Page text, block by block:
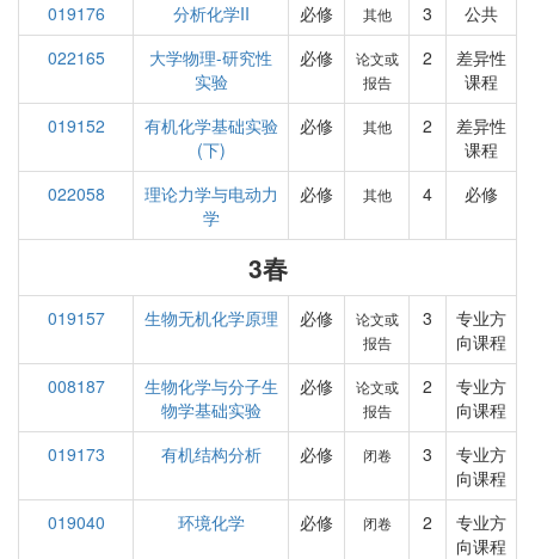
019176
分析化学II 必修 其他 3
公共
022165
大学物理-研究性
实验
必修
论文或
报告
2
差异性
课程
019152
有机化学基础实验
(下)
必修 其他 2
差异性
课程
022058
理论力学与电动力
学
必修 其他 4 必修
3春
019157 生物无机化学原理 必修
论文或
报告
3
专业方
向课程
008187
生物化学与分子生
物学基础实验
必修
论文或
报告
2
专业方
向课程
019173
有机结构分析 必修 闭卷 3
专业方
向课程
019040
环境化学 必修 闭卷 2
专业方
向课程